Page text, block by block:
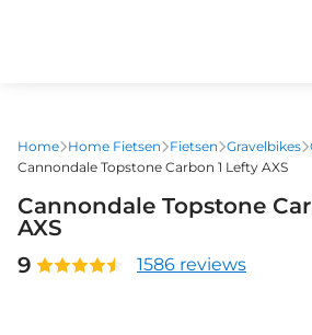
gaan
Home Home Fietsen Fietsen Gravelbikes
Cannondale Topstone Carbon 1 Lefty AXS
Cannondale Topstone
AXS
9
1586 reviews